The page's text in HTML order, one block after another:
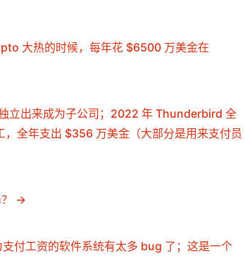
大热的时候，每年花 $6500 万美金在
立出来成为子公司；2022 年 Thunderbird 全
全年支出 $356 万美金（大部分是用来支付员
付工资的软件系统有太多 bug 了；这是一个